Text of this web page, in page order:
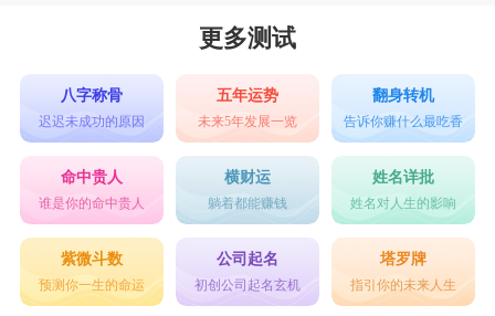
19、大源萌比
20、咕噜咕噜.
21、吉人天相
22、妳補ど額
23、鸡你在哪里
24、恨寒
更多测试
八字称骨
迟迟未成功的原因
五年运势
未来5年发展一览
翻身转机
告诉你赚什么最吃香
命中贵人
谁是你的命中贵人
横财运
躺着都能赚钱
姓名详批
姓名对人生的影响
紫微斗数
预测你一生的命运
公司起名
初创公司起名玄机
塔罗牌
指引你的未来人生